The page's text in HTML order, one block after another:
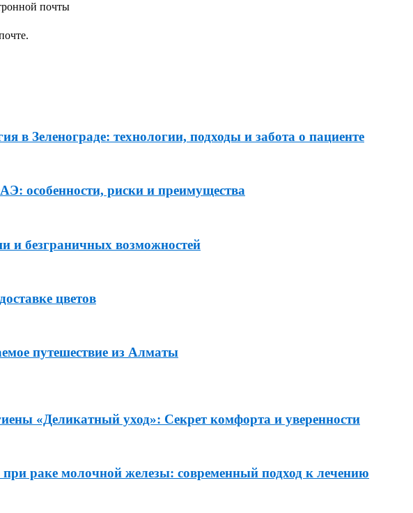
почты
в Зеленограде: технологии, подходы и забота о пациенте
особенности, риски и преимущества
и безграничных возможностей
цветов
путешествие из Алматы
«Деликатный уход»: Секрет комфорта и уверенности
при раке молочной железы: современный подход к лечению